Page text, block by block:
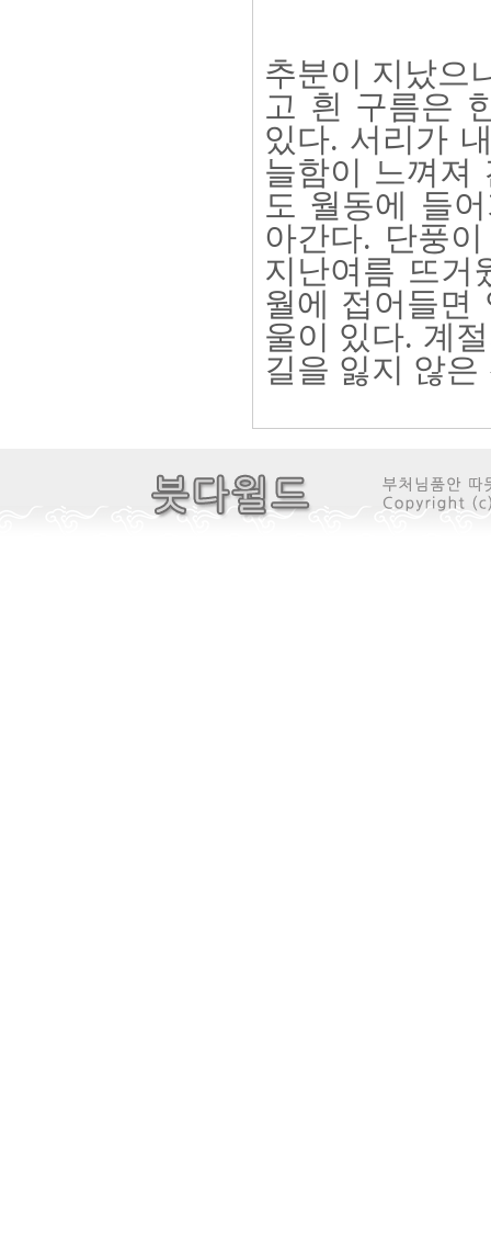
추분이 지났으
고 흰 구름은
있다. 서리가
늘함이 느껴져
도 월동에 들
아간다. 단풍
지난여름 뜨거
월에 접어들면
울이 있다. 계
길을 잃지 않